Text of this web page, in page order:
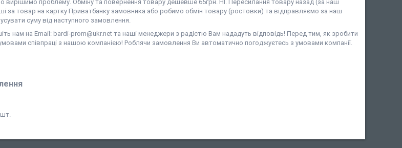
проблему. Обміну та повернення товару дешевше 65грн. НІ. Пересилання товару назад (за наш
за товар на картку Приватбанку замовника або робимо обмін товару (ростовки) та відправляємо за наш
суму від наступного замовлення.
нам на Email: bardi-prom@ukr.net та наші менеджери з радістю Вам нададуть відповідь! Перед тим, як зробити
співпраці з нашою компанією! Роблячи замовлення Ви автоматично погоджуєтесь з умовами компанії.